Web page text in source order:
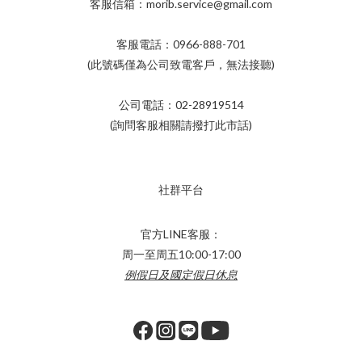
客服信箱：morib.service@gmail.com
客服電話：0966-888-701
(此號碼僅為公司致電客戶，無法接聽)
公司電話：02-28919514
(詢問客服相關請撥打此市話)
社群平台
官方LINE客服：
周一至周五10:00-17:00
例假日及國定假日休息